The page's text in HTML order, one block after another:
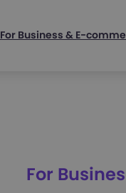
For Business & E-
For